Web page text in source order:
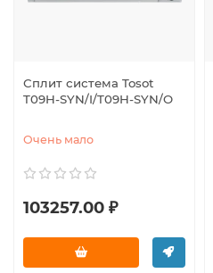
Сплит система Tosot
T09H-SYN/I/T09H-SYN/O
Очень мало
103257.00 ₽